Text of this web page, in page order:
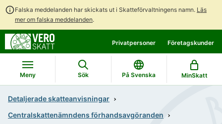
Falska meddelanden har skickats ut i Skatteförvaltningens namn. Läs
mer om falska meddelanden.
direkt
till
innehållet
till
hela
webbplatsens
sökning
Privatpersoner Företagskunder
Meny Sök På Svenska MinSkatt
Detaljerade skatteanvisningar
Centralskattenämndens förhandsavgöranden